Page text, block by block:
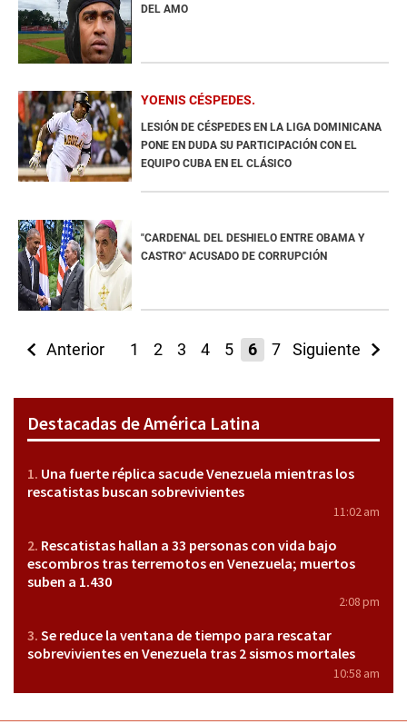
DEL AMO
YOENIS CÉSPEDES
LESIÓN DE CÉSPEDES EN LA LIGA DOMINICANA
PONE EN DUDA SU PARTICIPACIÓN CON EL
EQUIPO CUBA EN EL CLÁSICO
"CARDENAL DEL DESHIELO ENTRE OBAMA Y
CASTRO" ACUSADO DE CORRUPCIÓN
Anterior 1 2 3 4 5 6 7 8 9 10 11
Siguiente
Destacadas de América Latina
Una fuerte réplica sacude Venezuela mientras los
rescatistas buscan sobrevivientes
11:02 am
Rescatistas hallan a 33 personas con vida bajo
escombros tras terremotos en Venezuela; muertos
suben a 1.430
2:08 pm
Se reduce la ventana de tiempo para rescatar
sobrevivientes en Venezuela tras 2 sismos mortales
10:58 am